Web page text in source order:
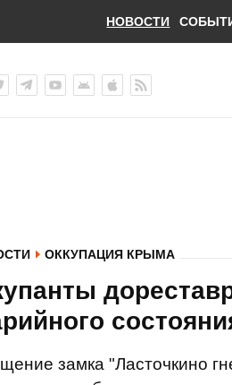
НОВОСТИ
ОККУПАЦИЯ КРЫМА
замка "Ласточкино